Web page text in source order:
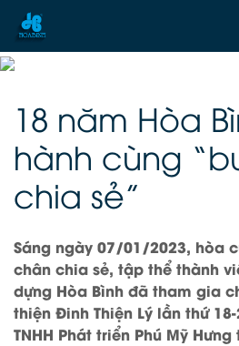
18 năm Hòa
hành cùng
chia sẻ”
Sáng ngày 07/01/2023, hòa
chân chia sẻ, tập thể thành
dựng Hòa Bình đã tham gia
thiện Đinh Thiện Lý lần thứ
TNHH Phát triển Phú Mỹ